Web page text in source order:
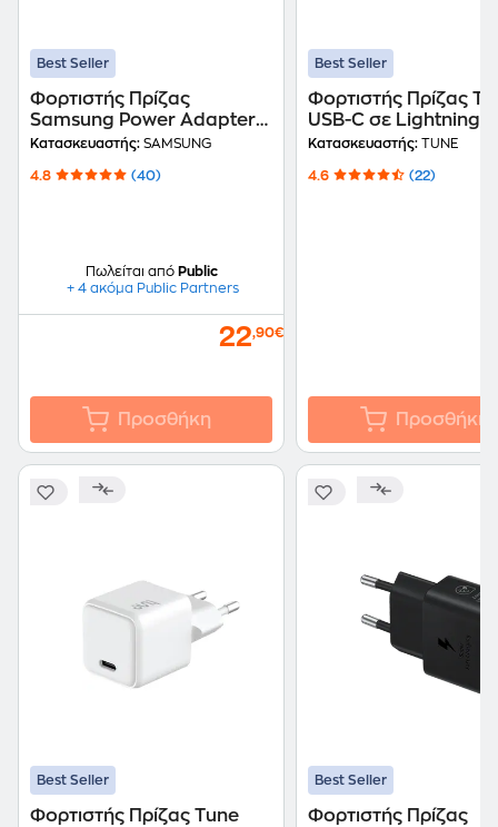
Best Seller
Φορτιστής Πρίζας
Samsung Power Adapter
USB-C 25W με Καλώδιο -
Κατασκευαστής: SAMSUNG
4.8 (40)
Πωλείται από Public
+ 4 ακόμα Public Partners
22,90€
Προσθήκη
Best Seller
Φορτιστής Πρίζας
USB-C σε Lightning 20W
1.5m - White
Κατασκευαστής: TUNE
4.6 (22)
Προσθήκη
Best Seller
Φορτιστής Πρίζας Tune
Best Seller
Φορτιστής Πρίζας